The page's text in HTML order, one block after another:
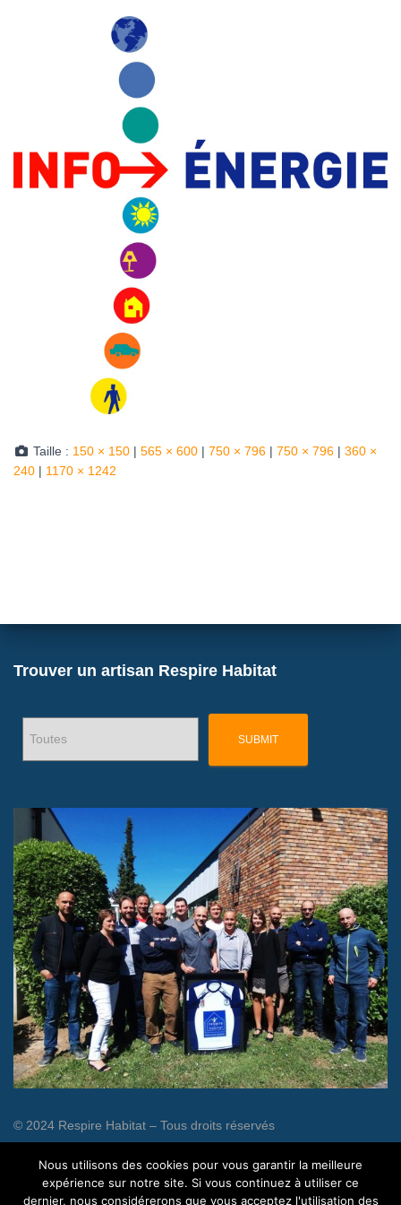
Taille : 150 × 150 | 565 × 600 | 750 × 796 | 750 × 796 | 360 ×
240 | 1170 × 1242
Trouver un artisan Respire Habitat
© 2024 Respire Habitat – Tous droits réservés
Freelance
Nous utilisons des cookies pour vous garantir la meilleure
expérience sur notre site. Si vous continuez à utiliser ce
dernier, nous considérerons que vous acceptez l'utilisation des